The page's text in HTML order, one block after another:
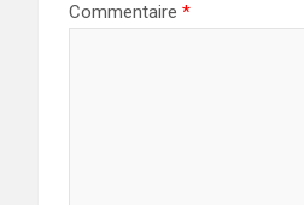
Commentaire *